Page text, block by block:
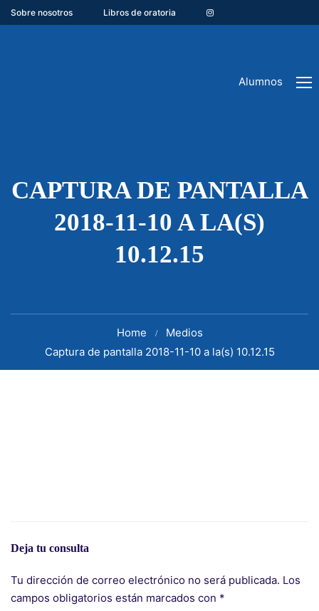
Sobre nosotros Libros de oratoria
Alumnos
CAPTURA DE PANTALLA
2018-11-10 A LA(S)
10.12.15
Home
Medios
Captura de pantalla 2018-11-10 a la(s) 10.12.15
Deja tu consulta
Tu dirección de correo electrónico no será publicada. Los
campos obligatorios están marcados con *